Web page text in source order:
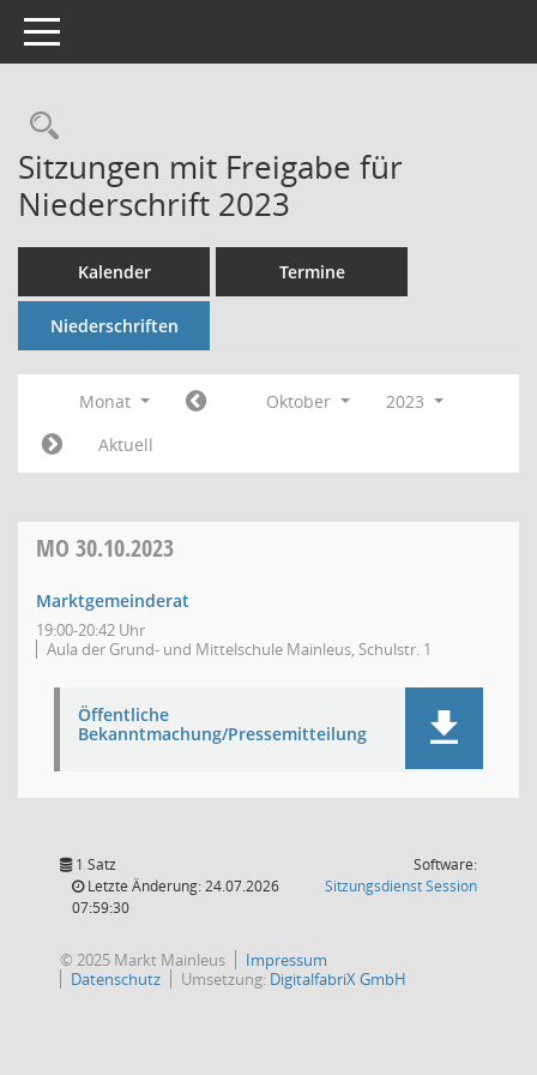
Toggle navigation
Rechercheauswahl
Sitzungen mit Freigabe für
Niederschrift 2023
Kalender Termine
Niederschriften
Monat Oktober
2023
Aktuell
MO 30.10.2023
Marktgemeinderat
19:00-20:42 Uhr
Aula der Grund- und Mittelschule Mainleus, Schulstr. 1
Öffentliche
Bekanntmachung/Pressemitteilung
1 Satz
Letzte Änderung: 24.07.2026
07:59:30
Software:
SitzungsdienstSession(Wird in
© 2025 Markt Mainleus
Impressum
Datenschutz
Umsetzung: DigitalfabriX GmbH